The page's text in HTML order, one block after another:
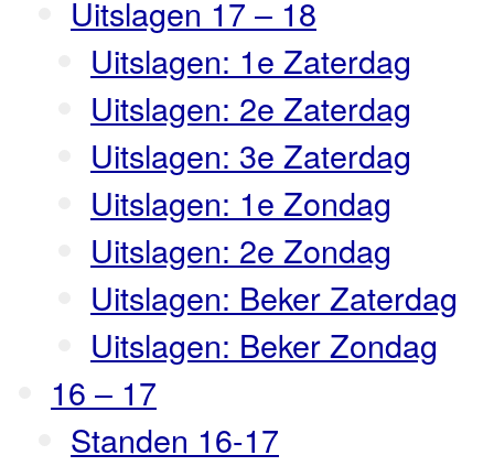
Uitslagen 17 – 18
Uitslagen: 1e Zaterdag
Uitslagen: 2e Zaterdag
Uitslagen: 3e Zaterdag
Uitslagen: 1e Zondag
Uitslagen: 2e Zondag
Uitslagen: Beker Zaterdag
Uitslagen: Beker Zondag
16 – 17
Standen 16-17